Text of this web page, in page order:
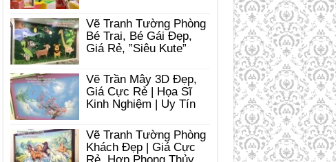
Vẽ Tranh Tường Phòng
Bé Trai, Bé Gái Đẹp,
Giá Rẻ, ”Siêu Kute”
Vẽ Trần Mây 3D Đẹp,
Giá Cực Rẻ | Họa Sĩ
Kinh Nghiệm | Uy Tín
Vẽ Tranh Tường Phòng
Khách Đẹp | Giá Cực